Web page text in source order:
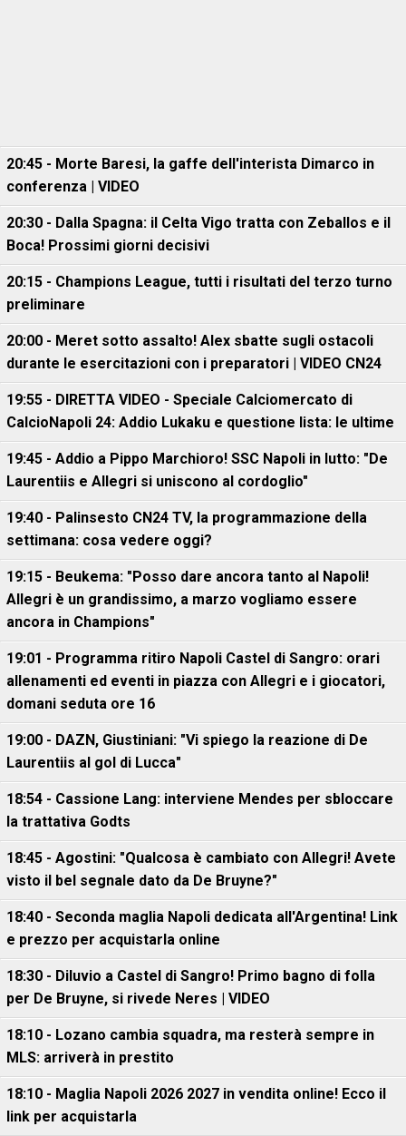
20:45 - Morte Baresi, la gaffe dell'interista Dimarco in
conferenza | VIDEO
20:30 - Dalla Spagna: il Celta Vigo tratta con Zeballos e il
Boca! Prossimi giorni decisivi
20:15 - Champions League, tutti i risultati del terzo turno
preliminare
20:00 - Meret sotto assalto! Alex sbatte sugli ostacoli
durante le esercitazioni con i preparatori | VIDEO CN24
19:55 - DIRETTA VIDEO - Speciale Calciomercato di
CalcioNapoli 24: Addio Lukaku e questione lista: le ultime
19:45 - Addio a Pippo Marchioro! SSC Napoli in lutto: "De
Laurentiis e Allegri si uniscono al cordoglio"
19:40 - Palinsesto CN24 TV, la programmazione della
settimana: cosa vedere oggi?
19:15 - Beukema: "Posso dare ancora tanto al Napoli!
Allegri è un grandissimo, a marzo vogliamo essere
ancora in Champions"
19:01 - Programma ritiro Napoli Castel di Sangro: orari
allenamenti ed eventi in piazza con Allegri e i giocatori,
domani seduta ore 16
19:00 - DAZN, Giustiniani: "Vi spiego la reazione di De
Laurentiis al gol di Lucca"
18:54 - Cassione Lang: interviene Mendes per sbloccare
la trattativa Godts
18:45 - Agostini: "Qualcosa è cambiato con Allegri! Avete
visto il bel segnale dato da De Bruyne?"
18:40 - Seconda maglia Napoli dedicata all'Argentina! Link
e prezzo per acquistarla online
18:30 - Diluvio a Castel di Sangro! Primo bagno di folla
per De Bruyne, si rivede Neres | VIDEO
18:10 - Lozano cambia squadra, ma resterà sempre in
MLS: arriverà in prestito
18:10 - Maglia Napoli 2026 2027 in vendita online! Ecco il
link per acquistarla